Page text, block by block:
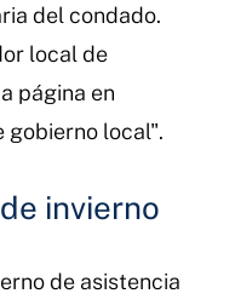
del condado.
local de
página en
gobierno local".
invierno
de asistencia